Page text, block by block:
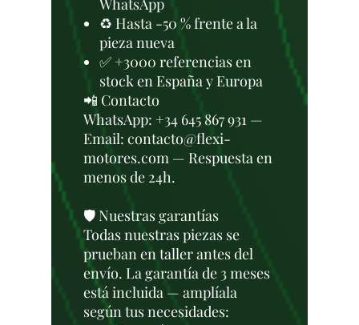
WhatsApp
♻️ Hasta -50 % frente a la
pieza nueva
✅ +3000 referencias en
stock en España y Europa
📲 Contacto
WhatsApp: +34 645 867 931 —
Email: contacto@flexi-
motores.com — Respuesta en
menos de 24h.
🛡️ Nuestras garantías
Todas nuestras piezas se
prueban en taller antes del
envío. La garantía de 3 meses
está incluida — amplíala
según tus necesidades: